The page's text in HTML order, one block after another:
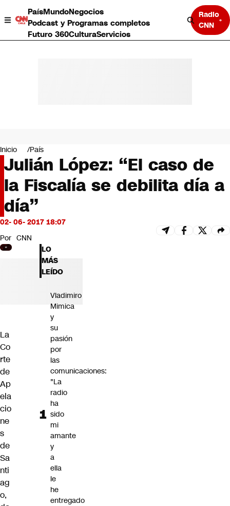
PaísMundoNegocios
Podcast y Programas completos
Futuro 360CulturaServicios
Radio
CNN
Negocios
Deportes
Programas completos
Cultura
Servicios
Bits
CNN tiempo
Futuro 360
Opinión
Inicio País
Julián López: “El caso de
la Fiscalía se debilita día a
día”
02- 06- 2017 18:07
Por CNN
La
Co
rte
de
Ap
ela
cio
ne
s
de
Sa
nti
ag
o,
LO
MÁS
LEÍDO
Vladimiro
Mimica
y
su
pasión
por
las
comunicaciones:
"La
radio
ha
sido
mi
amante
y
a
ella
le
he
entregado